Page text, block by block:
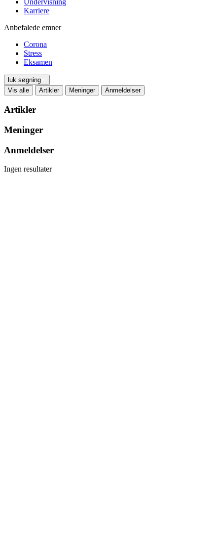
Karriere
Anbefalede emner
Corona
Stress
Eksamen
luk søgning
Vis alle
Artikler Meninger Anmeldelser
Artikler
Meninger
Anmeldelser
Ingen resultater